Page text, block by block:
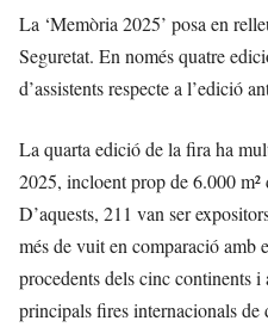
La ‘Memòria 2025’ posa en
Seguretat. En només quatre
d’assistents respecte a l’edició
La quarta edició de la fira ha
2025, incloent prop de 6.000
D’aquests, 211 van ser
més de vuit en comparació
procedents dels cinc continents
principals fires internacionals de